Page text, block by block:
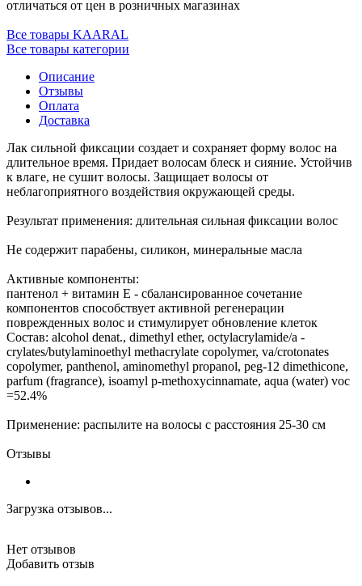
отличаться от цен в розничных магазинах
Все товары KAARAL
Все товары категории
Описание
Отзывы
Оплата
Доставка
Лак сильной фиксации создает и сохраняет форму волос на
длительное время. Придает волосам блеск и сияние. Устойчив
к влаге, не сушит волосы. Защищает волосы от
неблагоприятного воздействия окружающей среды.
Результат применения: длительная сильная фиксации волос
Не содержит парабены, силикон, минеральные масла
Активные компоненты:
пантенол + витамин Е - сбалансированное сочетание
компонентов способствует активной регенерации
поврежденных волос и стимулирует обновление клеток
Состав: alcohol denat., dimethyl ether, octylacrylamide/a -
crylates/butylaminoethyl methacrylate copolymer, va/crotonates
copolymer, panthenol, aminomethyl propanol, peg-12 dimethicone,
parfum (fragrance), isoamyl p-methoxycinnamate, aqua (water) voc
=52.4%
Применение: распылите на волосы с расстояния 25-30 см
Отзывы
Загрузка отзывов...
Нет отзывов
Добавить отзыв